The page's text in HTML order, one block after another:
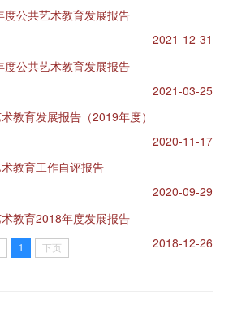
公共艺术教育发展报告
2021-12-31
公共艺术教育发展报告
2021-03-25
教育发展报告（2019年度）
2020-11-17
教育工作自评报告
2020-09-29
教育2018年度发展报告
2018-12-26
1 下页